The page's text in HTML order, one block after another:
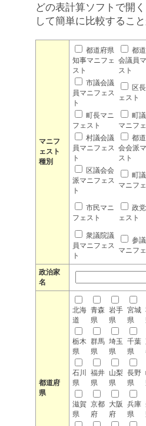
どの表計算ソフトで開
して簡単に比較すること
マニフ
ェスト
種別
都道府県
知事マニフェ
スト
都
会議員
スト
市議会議
員マニフェス
ト
区
ェスト
町長マニ
フェスト
町
マニフ
村議会議
員マニフェス
ト
都
会会派
スト
区議会会
派マニフェス
ト
町
マニフ
市民マニ
フェスト
政
ェスト
衆議院議
員マニフェス
ト
参
マニフ
政治家
名
都道府
県
北海
道
青森
県
岩手
県
宮城
県
栃木
県
群馬
県
埼玉
県
千葉
県
石川
県
福井
県
山梨
県
長野
県
滋賀
県
京都
府
大阪
府
兵庫
県